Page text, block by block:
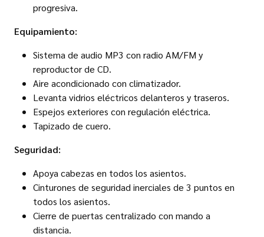
progresiva.
Equipamiento:
Sistema de audio MP3 con radio AM/FM y
reproductor de CD.
Aire acondicionado con climatizador.
Levanta vidrios eléctricos delanteros y traseros.
Espejos exteriores con regulación eléctrica.
Tapizado de cuero.
Seguridad:
Apoya cabezas en todos los asientos.
Cinturones de seguridad inerciales de 3 puntos en
todos los asientos.
Cierre de puertas centralizado con mando a
distancia.